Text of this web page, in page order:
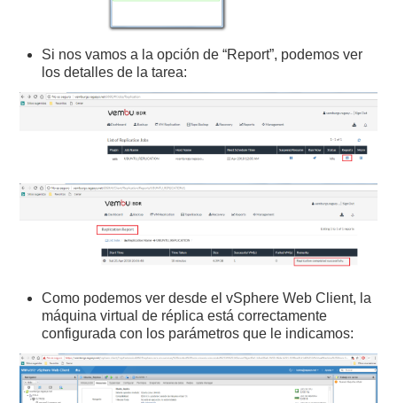
Si nos vamos a la opción de “Report”, podemos ver
los detalles de la tarea:
Como podemos ver desde el vSphere Web Client, la
máquina virtual de réplica está correctamente
configurada con los parámetros que le indicamos: